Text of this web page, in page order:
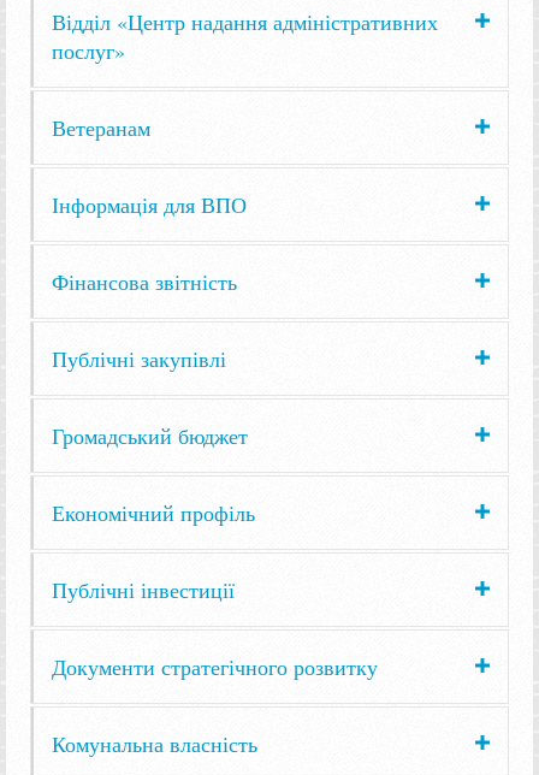
Відділ «Центр надання адміністративних
послуг»
Ветеранам
Інформація для ВПО
Фінансова звітність
Публічні закупівлі
Громадський бюджет
Економічний профіль
Публічні інвестиції
Документи стратегічного розвитку
Комунальна власність